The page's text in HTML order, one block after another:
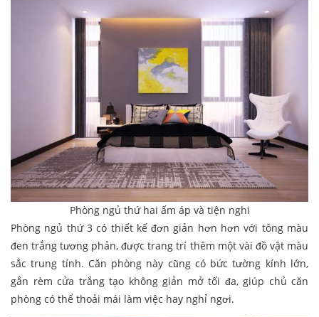
Phòng ngủ thứ hai ấm áp và tiện nghi
Phòng ngủ thứ 3 có thiết kế đơn giản hơn hơn với tông màu
đen trắng tương phản, được trang trí thêm một vài đồ vật màu
sắc trung tính. Căn phòng này cũng có bức tường kính lớn,
gắn rèm cửa trắng tạo không giản mở tối đa, giúp chủ căn
phòng có thể thoải mái làm việc hay nghỉ ngơi.